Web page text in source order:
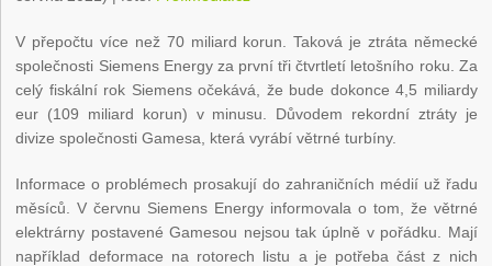
V přepočtu více než 70 miliard korun. Taková je ztráta německé
společnosti Siemens Energy za první tři čtvrtletí letošního roku. Za
celý fiskální rok Siemens očekává, že bude dokonce 4,5 miliardy
eur (109 miliard korun) v minusu. Důvodem rekordní ztráty je
divize společnosti Gamesa, která vyrábí větrné turbíny.
Informace o problémech prosakují do zahraničních médií už řadu
měsíců. V červnu Siemens Energy informovala o tom, že větrné
elektrárny postavené Gamesou nejsou tak úplně v pořádku. Mají
například deformace na rotorech listu a je potřeba část z nich